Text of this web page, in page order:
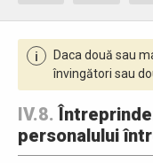
i
Daca două sau
învingători sau
IV.8.
personalului